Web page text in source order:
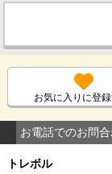
お気に入りに登
お電話でのお問
トレボル